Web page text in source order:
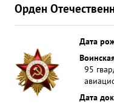
Орден
Дата
95
Дата